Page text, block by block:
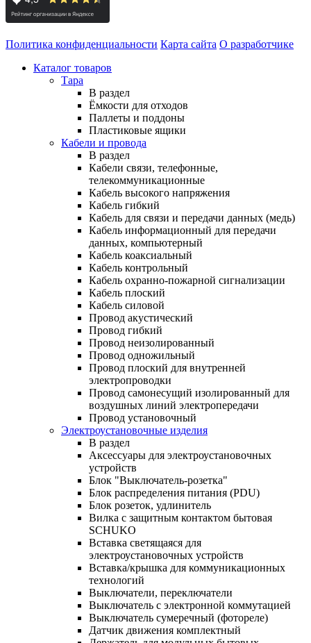
Политика конфиденциальности Карта сайта О разработчике
Каталог товаров
Тара
В раздел
Ёмкости для отходов
Паллеты и поддоны
Пластиковые ящики
Кабели и провода
В раздел
Кабели связи, телефонные,
телекоммуникационные
Кабель высокого напряжения
Кабель гибкий
Кабель для связи и передачи данных (медь)
Кабель информационный для передачи
данных, компьютерный
Кабель коаксиальный
Кабель контрольный
Кабель охранно-пожарной сигнализации
Кабель плоский
Кабель силовой
Провод акустический
Провод гибкий
Провод неизолированный
Провод одножильный
Провод плоский для внутренней
электропроводки
Провод самонесущий изолированный для
воздушных линий электропередачи
Провод установочный
Электроустановочные изделия
В раздел
Аксессуары для электроустановочных
устройств
Блок "Выключатель-розетка"
Блок распределения питания (PDU)
Блок розеток, удлинитель
Вилка с защитным контактом бытовая
SCHUKO
Вставка светящаяся для
электроустановочных устройств
Вставка/крышка для коммуникационных
технологий
Выключатели, переключатели
Выключатель с электронной коммутацией
Выключатель сумеречный (фотореле)
Датчик движения комплектный